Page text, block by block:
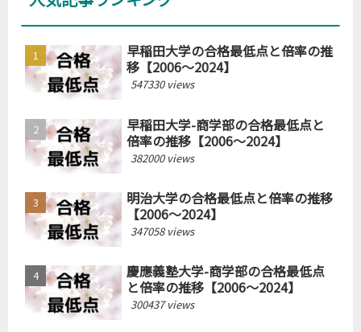
早稲田大学の合格最低点と倍率の推
移【2006～2024】
547330 views
早稲田大学-商学部の合格最低点と
倍率の推移【2006～2024】
382000 views
明治大学の合格最低点と倍率の推移
【2006～2024】
347058 views
慶應義塾大学-商学部の合格最低点
と倍率の推移【2006～2024】
300437 views